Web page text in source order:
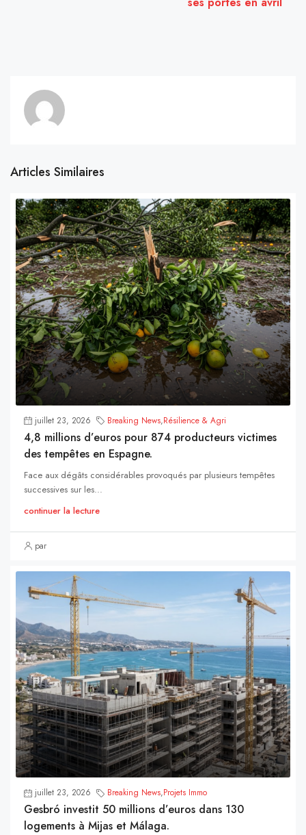
Articles Similaires
juillet 23, 2026 Breaking News,Résilience & Agri
4,8 millions d’euros pour 874 producteurs victimes
des tempêtes en Espagne.
Face aux dégâts considérables provoqués par plusieurs tempêtes
successives sur les...
continuer la lecture
par
juillet 23, 2026 Breaking News,Projets Immo
Gesbró investit 50 millions d’euros dans 130
logements à Mijas et Málaga.